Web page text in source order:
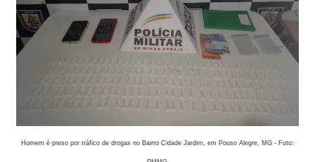
Homem é preso por tráfico de drogas no Bairro Cidade Jardim, em Pouso Alegre, MG - Foto: